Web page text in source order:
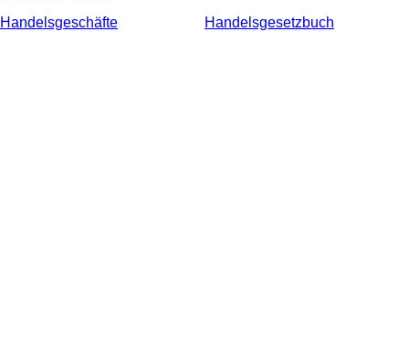
Handelsgeschäfte
Handelsgesetzbuch